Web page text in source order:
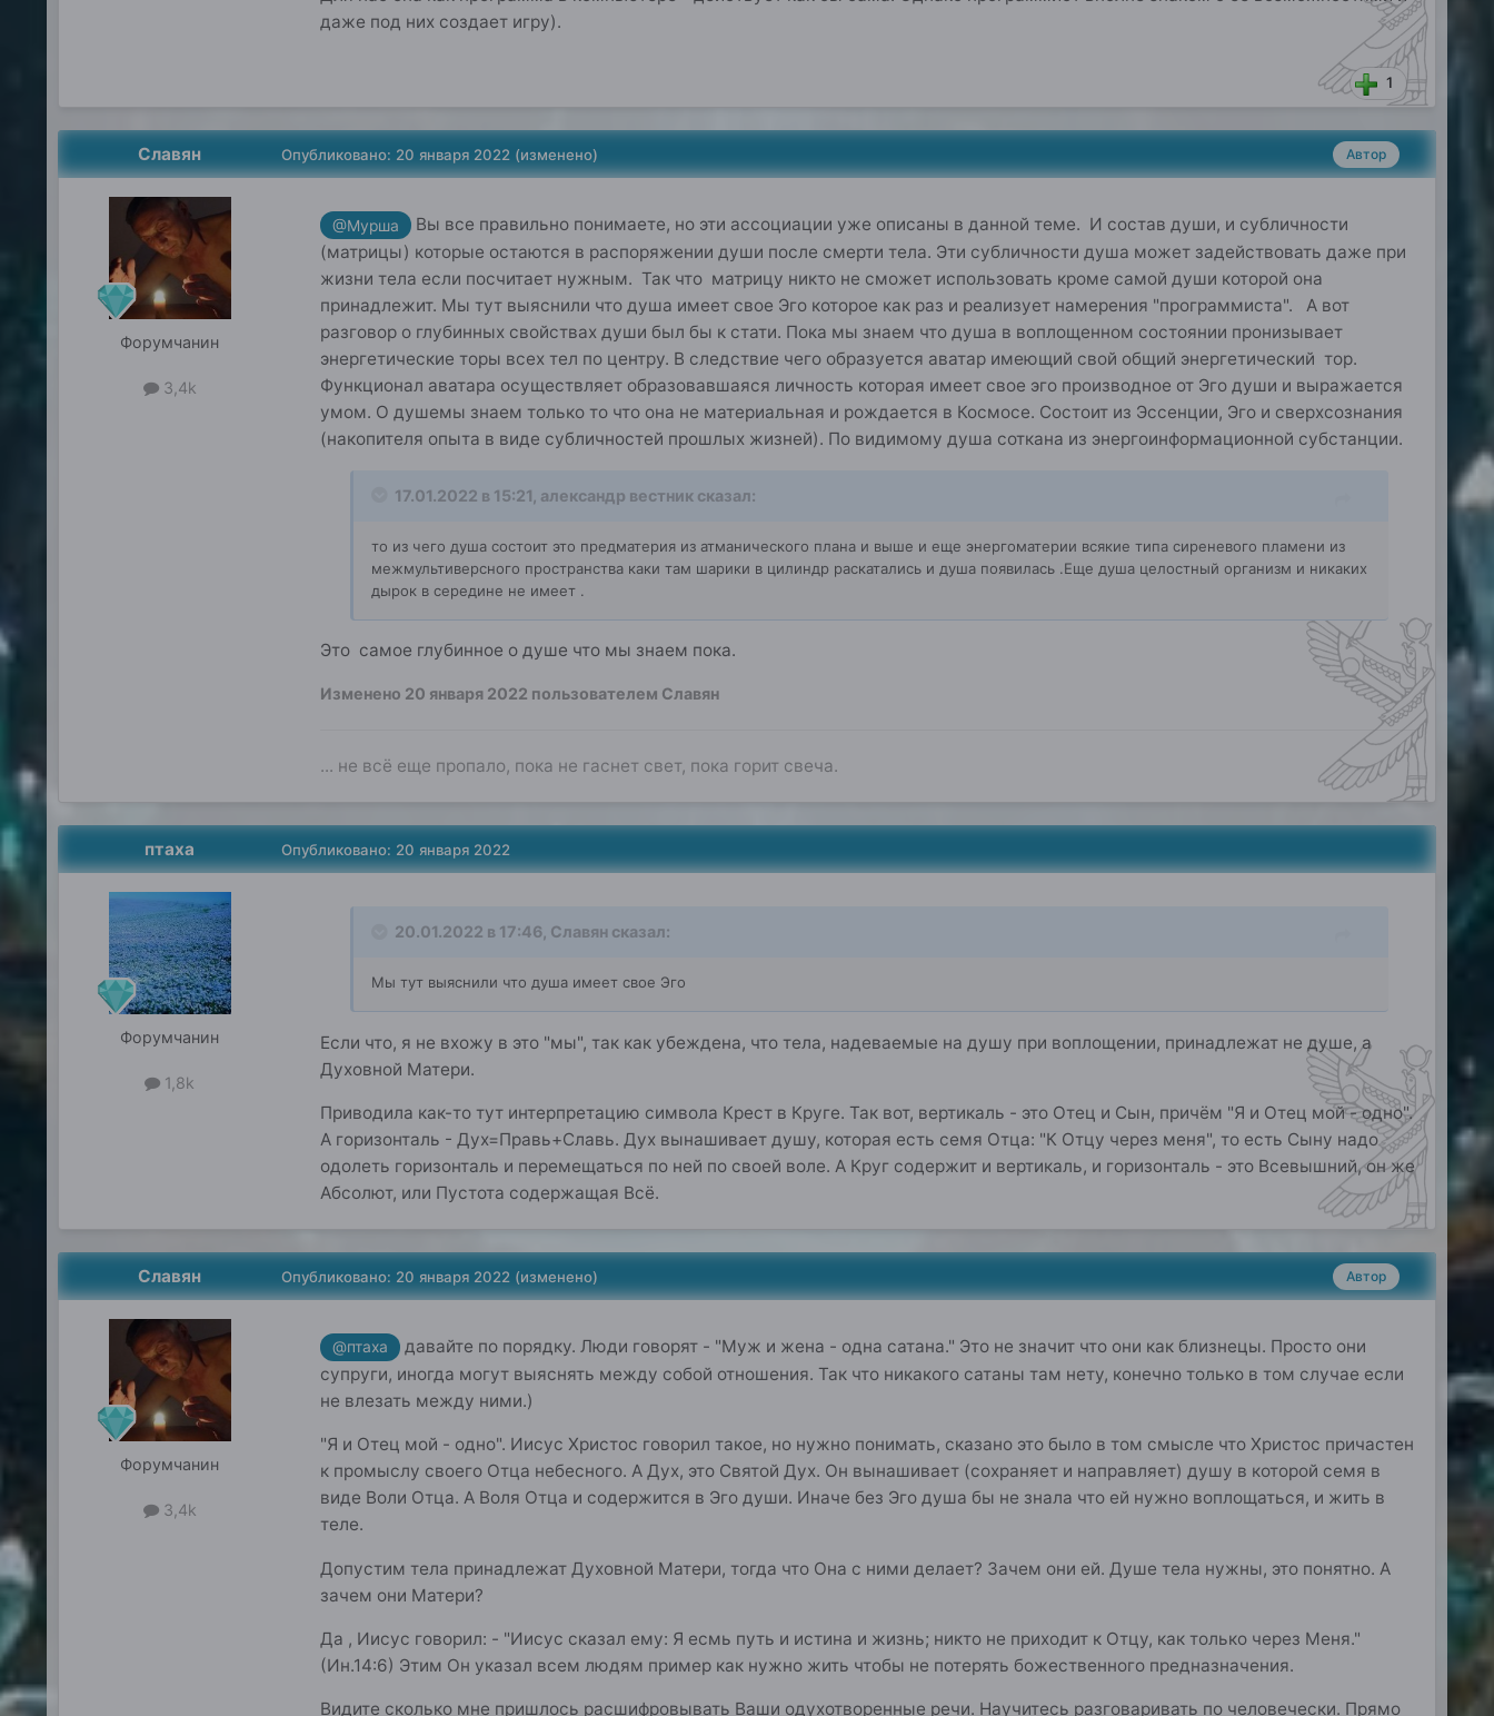
даже под них создает игру).
1
Славян
Форумчанин
3,4k
Автор
Опубликовано: 20 января 2022 (изменено)
@Мурша
Вы все правильно понимаете, но эти ассоциации уже описаны в данной теме. И состав души, и субличности
(матрицы) которые остаются в распоряжении души после смерти тела. Эти субличности душа может задействовать даже при
жизни тела если посчитает нужным. Так что матрицу никто не сможет использовать кроме самой души которой она
принадлежит. Мы тут выяснили что душа имеет свое Эго которое как раз и реализует намерения "программиста". А вот
разговор о глубинных свойствах души был бы к стати. Пока мы знаем что душа в воплощенном состоянии пронизывает
энергетические торы всех тел по центру. В следствие чего образуется аватар имеющий свой общий энергетический тор.
Функционал аватара осуществляет образовавшаяся личность которая имеет свое эго производное от Эго души и выражается
умом. О душемы знаем только то что она не материальная и рождается в Космосе. Состоит из Эссенции, Эго и сверхсознания
(накопителя опыта в виде субличностей прошлых жизней). По видимому душа соткана из энергоинформационной субстанции.
17.01.2022 в 15:21, александр вестниксказал:
то из чего душа состоит это предматерия из атманического плана и выше и еще энергоматерии всякие типа сиреневого пламени из
межмультиверсного пространства каки там шарики в цилиндр раскатались и душа появилась .Еще душа целостный организм и никаких
дырок в середине не имеет .
Это самое глубинное о душе что мы знаем пока.
Изменено 20 января 2022 пользователем Славян
... не всё еще пропало, пока не гаснет свет, пока горит свеча.
птаха
Форумчанин
1,8k
Опубликовано: 20 января 2022
20.01.2022 в 17:46, Славянсказал:
Мы тут выяснили что душа имеет свое Эго
Если что, я не вхожу в это "мы", так как убеждена, что тела, надеваемые на душу при воплощении, принадлежат не душе, а
Духовной Матери.
Приводила как-то тут интерпретацию символа Крест в Круге. Так вот, вертикаль - это Отец и Сын, причём "Я и Отец мой - одно".
А горизонталь - Дух=Правь+Славь. Дух вынашивает душу, которая есть семя Отца: "К Отцу через меня", то есть Сыну надо
одолеть горизонталь и перемещаться по ней по своей воле. А Круг содержит и вертикаль, и горизонталь - это Всевышний, он же
Абсолют, или Пустота содержащая Всё.
Славян
Форумчанин
3,4k
Автор
Опубликовано: 20 января 2022 (изменено)
@птаха
давайте по порядку. Люди говорят - "Муж и жена - одна сатана." Это не значит что они как близнецы. Просто они
супруги, иногда могут выяснять между собой отношения. Так что никакого сатаны там нету, конечно только в том случае если
не влезать между ними.)
"Я и Отец мой - одно". Иисус Христос говорил такое, но нужно понимать, сказано это было в том смысле что Христос причастен
к промыслу своего Отца небесного. А Дух, это Святой Дух. Он вынашивает (сохраняет и направляет) душу в которой семя в
виде Воли Отца. А Воля Отца и содержится в Эго души. Иначе без Эго душа бы не знала что ей нужно воплощаться, и жить в
теле.
Допустим тела принадлежат Духовной Матери, тогда что Она с ними делает? Зачем они ей. Душе тела нужны, это понятно. А
зачем они Матери?
Да , Иисус говорил: - "Иисус сказал ему: Я есмь путь и истина и жизнь; никто не приходит к Отцу, как только через Меня."
(Ин.14:6) Этим Он указал всем людям пример как нужно жить чтобы не потерять божественного предназначения.
Видите сколько мне пришлось расшифровывать Ваши одухотворенные речи. Научитесь разговаривать по человечески. Прямо